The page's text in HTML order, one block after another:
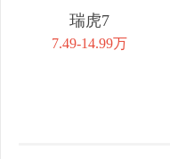
瑞虎7
7.49-14.99万